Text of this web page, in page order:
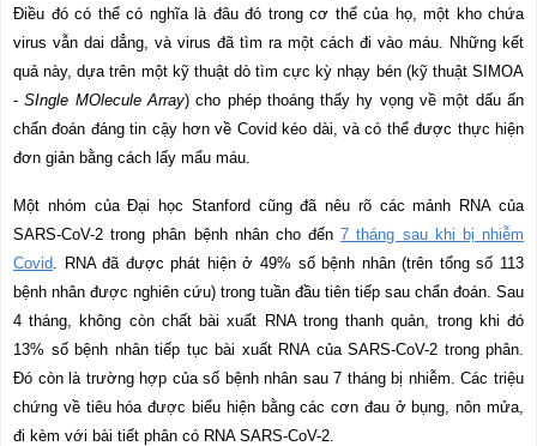
Điều đó có thể có nghĩa là đâu đó trong cơ thể của họ, một kho chứa
virus vẫn dai dẳng, và virus đã tìm ra một cách đi vào máu. Những kết
quả này, dựa trên một kỹ thuật dò tìm cực kỳ nhạy bén (kỹ thuật SIMOA
-SIngle MOlecule Array) cho phép thoáng thấy hy vọng về một dấu ấn
chẩn đoán đáng tin cậy hơn về Covid kéo dài, và có thể được thực hiện
đơn giản bằng cách lấy mẩu máu.
Một nhóm của Đại học Stanford cũng đã nêu rõ các mảnh RNA của
SARS-CoV-2 trong phân bệnh nhân cho đến7 tháng sau khi bị nhiễm
Covid. RNA đã được phát hiện ở 49% số bệnh nhân (trên tổng số 113
bệnh nhân được nghiên cứu) trong tuần đầu tiên tiếp sau chẩn đoán. Sau
4 tháng, không còn chất bài xuất RNA trong thanh quản, trong khi đó
13% số bệnh nhân tiếp tục bài xuất RNA của SARS-CoV-2 trong phân.
Đó còn là trường hợp của số bệnh nhân sau 7 tháng bị nhiễm. Các triệu
chứng về tiêu hóa được biểu hiện bằng các cơn đau ở bụng, nôn mửa,
đi kèm với bài tiết phân có RNA SARS-CoV-2.